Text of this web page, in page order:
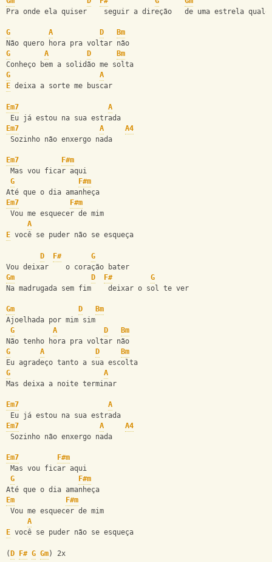
Pra onde ela quiser    seguir a direção   de uma estrela
G A D
Bm
Não quero hora pra voltar não
G
A D
Bm
Conheço bem a solidão me solta
G
A
E deixa a sorte me buscar
Em7
A
Eu já estou na sua estrada
Em7
A
A4
Sozinho não enxergo nada
Em7
F#m
Mas vou ficar aqui
G
F#m
Até que o dia amanheça
Em7
F#m
Vou me esquecer de mim
A
E você se puder não se esqueça
D F#
G
Vou deixar    o coração bater
Gm
D F#
G
Na madrugada sem fim    deixar o sol te ver
Gm D
Bm
Ajoelhada por mim sim
G
A D
Bm
Não tenho hora pra voltar não
G
A D
Bm
Eu agradeço tanto a sua escolta
G
A
Mas deixa a noite terminar
Em7
A
Eu já estou na sua estrada
Em7
A
A4
Sozinho não enxergo nada
Em7
F#m
Mas vou ficar aqui
G
F#m
Até que o dia amanheça
Em
F#m
Vou me esquecer de mim
A
E você se puder não se esqueça
( D F# G Gm) 2x